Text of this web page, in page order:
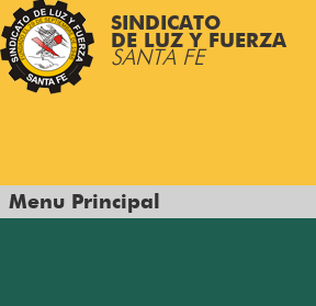
SINDICATO
DE LUZ Y FUERZA
SANTA FE
Menu Principal